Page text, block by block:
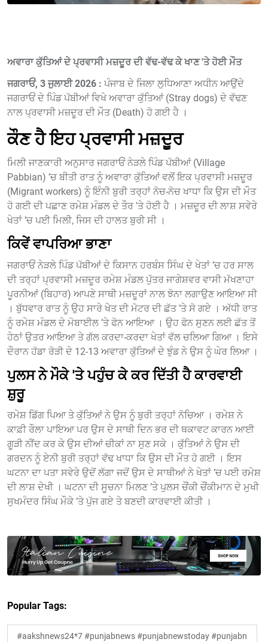
ਅਵਾਰਾ ਕੁੱਤਿਆਂ ਦੇ ਪ੍ਰਵਾਸੀ ਮਜ਼ਦੂਰ ਦੀ ਵੱਢ-ਵੱਢ ਕੇ ਖਾਣ 'ਤੇ ਹੋਈ ਮੌਤ
ਜਗਰਾਓਂ, 3 ਜੁਲਾਈ 2026 : ਪੰਜਾਬ ਦੇ ਜਿਲਾ ਲੁਧਿਆਣਾ ਅਧੀਨ ਆਉਂਦੇ
ਜਗਰਾਓਂ ਦੇ ਪਿੰਡ ਪੱਬੀਆਂ ਵਿਖੇ ਅਵਾਰਾ ਕੁੱਤਿਆਂ (Stray dogs) ਦੇ ਵੱਢਣ
ਨਾਲ ਪ੍ਰਵਾਸੀ ਮਜ਼ਦੂਰ ਦੀ ਮੌਤ (Death) ਹੋ ਗਈ ਹੈ ।
ਕੌਣ ਹੈ ਇਹ ਪ੍ਰਵਾਸੀ ਮਜ਼ਦੂਰ
ਮਿਲੀ ਜਾਣਕਾਰੀ ਅਨੁਸਾਰ ਜਗਰਾਓਂ ਨੇੜਲੇ ਪਿੰਡ ਪੱਬੀਆਂ (Village
Pabbian) ’ਚ ਬੀਤੀ ਰਾਤ ਨੂੰ ਅਵਾਰਾ ਕੁੱਤਿਆਂ ਵਲੋਂ ਇਕ ਪ੍ਰਵਾਸੀ ਮਜ਼ਦੂਰ
(Migrant workers) ਨੂੰ ਇੰਨੀ ਬੁਰੀ ਤਰ੍ਹਾਂ ਨੋਚ-ਨੋਚ ਖਾਧਾ ਕਿ ਉਸ ਦੀ ਮੌਤ
ਹੋ ਗਈ ਦੀ ਪਛਾਣ ਰਮੇਸ਼ ਮੰਡਲ ਦੇ ਤੌਰ 'ਤੇ ਹੋਈ ਹੈ । ਮਜ਼ਦੂਰ ਦੀ ਲਾਸ਼ ਸਵੇਰੇ
ਖੇਤਾਂ ’ਚ ਪਈ ਮਿਲੀ, ਜਿਸ ਦੀ ਹਾਲਤ ਬੁਰੀ ਸੀ ।
ਕਿਵੇਂ ਵਾਪਰਿਆ ਭਾਣਾ
ਜਗਰਾਓਂ ਨੇੜਲੇ ਪਿੰਡ ਪੱਬੀਆਂ ਦੇ ਕਿਸਾਨ ਹਰਬੰਸ ਸਿੰਘ ਦੇ ਖੇਤਾਂ ’ਚ ਹਰ ਸਾਲ
ਦੀ ਤਰ੍ਹਾਂ ਪ੍ਰਵਾਸੀ ਮਜ਼ਦੂਰ ਰਮੇਸ਼ ਮੰਡਲ ਪੁੱਤਰ ਜਾਗੇਸ਼ਵਰ ਵਾਸੀ ਮੱਖਣਾਹਾ
ਪੂਰਨੀਆਂ (ਬਿਹਾਰ) ਆਪਣੇ ਸਾਥੀ ਮਜ਼ਦੂਰਾਂ ਨਾਲ ਝੋਨਾ ਲਗਾਉਣ ਆਇਆ ਸੀ
। ਬੁੱਧਵਾਰ ਰਾਤ ਨੂੰ ਉਹ ਸਾਰੇ ਖੇਤ ਦੀ ਮੋਟਰ ਦੀ ਛੱਤ ’ਤੇ ਸੋ ਗਏ । ਅੱਧੀ ਰਾਤ
ਨੂੰ ਰਮੇਸ਼ ਮੰਡਲ ਦੇ ਮੋਬਾਈਲ ’ਤੇ ਫੋਨ ਆਇਆ । ਉਹ ਫੋਨ ਸੁਣਨ ਲਈ ਛੱਤ ਤੋਂ
ਹੇਠਾਂ ਉਤਰ ਆਇਆ ਤੇ ਗੱਲ ਕਰਦਾ-ਕਰਦਾ ਖੇਤਾਂ ਵੱਲ ਚਲਿਆ ਗਿਆ । ਇਸੇ
ਦੌਰਾਨ ਹੱਡਾ ਰੋੜੀ ਦੇ 12-13 ਅਵਾਰਾ ਕੁੱਤਿਆਂ ਦੇ ਝੁੰਡ ਨੇ ਉਸ ਨੂੰ ਘੇਰ ਲਿਆ ।
ਪੁਲਸ ਨੇ ਮੌਕੇ 'ਤੇ ਪਹੁੰਚ ਕੇ ਕਰ ਦਿੱਤੀ ਹੈ ਕਾਰਵਾਈ
ਸ਼ੁਰੂ
ਰਮੇਸ਼ ਡਿੱਗ ਪਿਆ ਤੇ ਕੁੱਤਿਆਂ ਨੇ ਉਸ ਨੂੰ ਬੁਰੀ ਤਰ੍ਹਾਂ ਨੋਚਿਆ । ਰਮੇਸ਼ ਨੇ
ਕਾਫ਼ੀ ਰੌਲਾ ਪਾਇਆ ਪਰ ਉਸ ਦੇ ਸਾਥੀ ਦਿਨ ਭਰ ਦੀ ਥਕਾਵਟ ਕਾਰਨ ਆਈ
ਗੂੜੀ ਨੀਂਦ ਕਰ ਕੇ ਉਸ ਦੀਆਂ ਚੀਕਾਂ ਨਾ ਸੁਣ ਸਕੇ । ਕੁੱਤਿਆਂ ਨੇ ਉਸ ਦੀ
ਗਰਦਨ ਨੂੰ ਏਨੀ ਬੁਰੀ ਤਰ੍ਹਾਂ ਵੱਢ ਖਾਧਾ ਕਿ ਉਸ ਦੀ ਮੌਤ ਹੋ ਗਈ । ਇਸ
ਘਟਨਾ ਦਾ ਪਤਾ ਸਵੇਰੇ ਉਦੋਂ ਲੱਗਾ ਜਦੋਂ ਉਸ ਦੇ ਸਾਥੀਆਂ ਨੇ ਖੇਤਾਂ ’ਚ ਪਈ ਰਮੇਸ਼
ਦੀ ਲਾਸ਼ ਦੇਖੀ । ਘਟਨਾ ਦੀ ਸੂਚਨਾ ਮਿਲਣ ’ਤੇ ਪੁਲਸ ਚੌਂਕੀ ਚੌਂਕੀਮਾਨ ਦੇ ਮੁਖੀ
ਸੁਖਮੰਦਰ ਸਿੰਘ ਮੌਕੇ ’ਤੇ ਪੁੱਜ ਗਏ ਤੇ ਬਣਦੀ ਕਾਰਵਾਈ ਕੀਤੀ ।
Popular Tags:
#aakshnews24*7 #punjabnews #punjabnewstoday #punjabn